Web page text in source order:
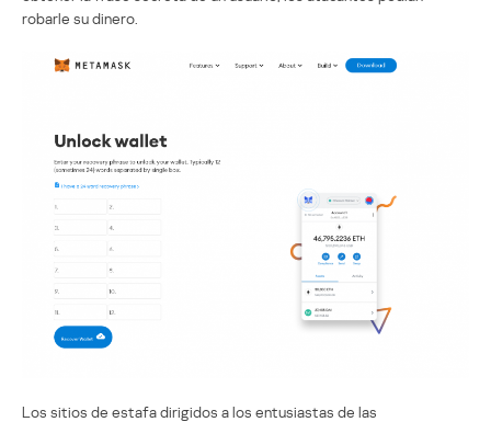
robarle su dinero.
Los sitios de estafa dirigidos a los entusiastas de las